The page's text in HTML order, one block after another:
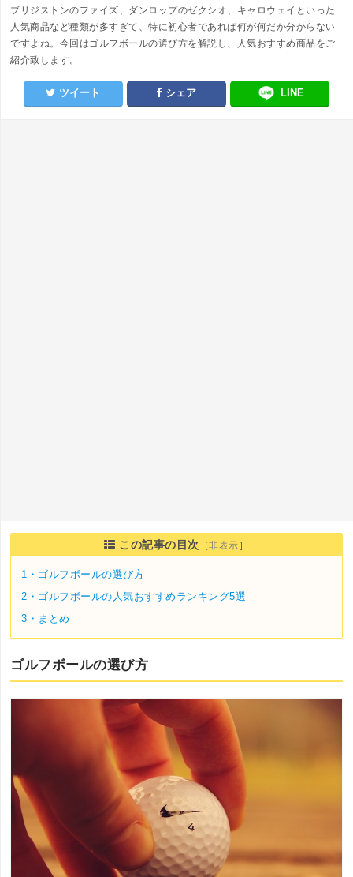
ブリジストンのファイズ、ダンロップのゼクシオ、キャロウェイといった
人気商品など種類が多すぎて、特に初心者であれば何が何だか分からない
ですよね。今回はゴルフボールの選び方を解説し、人気おすすめ商品をご
紹介致します。
ツイート シェア LINE
この記事の目次 ［非表示 ］
1・ ゴルフボールの選び方
2・ ゴルフボールの人気おすすめランキング5選
3・ まとめ
ゴルフボールの選び方